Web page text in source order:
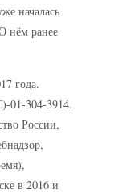
началась
нём ранее
года.
01-304-3914.
России,
в 2016 и